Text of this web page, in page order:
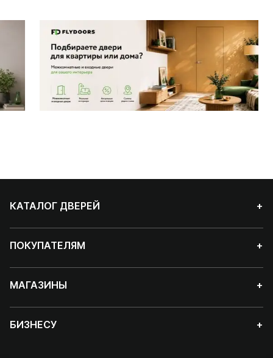
КАТАЛОГ ДВЕРЕЙ +
ПОКУПАТЕЛЯМ +
МАГАЗИНЫ +
БИЗНЕСУ +